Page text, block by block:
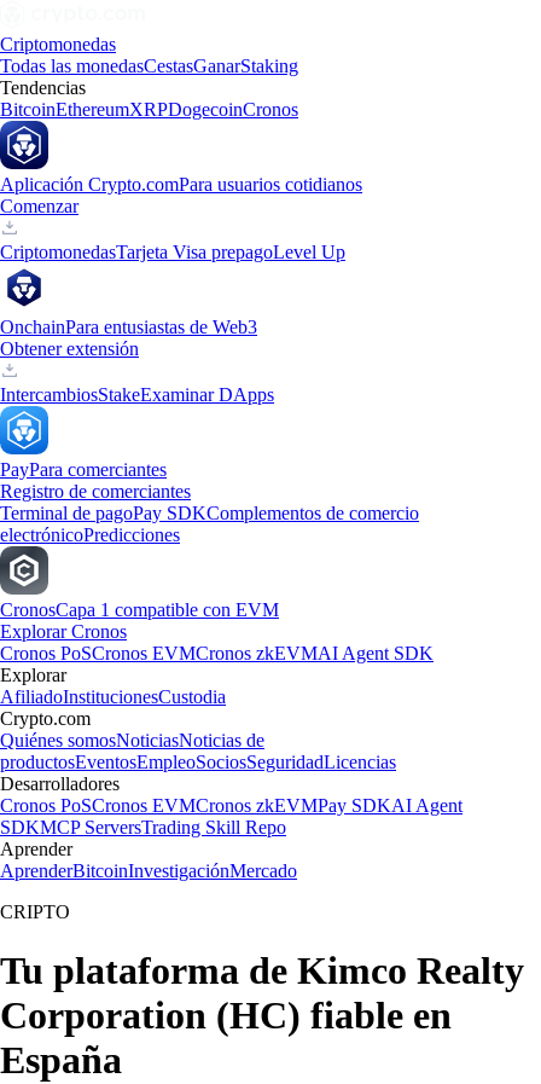
Criptomonedas
Todas las monedasCestasGanarStaking
Tendencias
BitcoinEthereumXRPDogecoinCronos
Aplicación Crypto.comPara usuarios cotidianos
Comenzar
CriptomonedasTarjeta Visa prepagoLevel Up
OnchainPara entusiastas de Web3
Obtener extensión
IntercambiosStakeExaminar DApps
PayPara comerciantes
Registro de comerciantes
Terminal de pagoPay SDKComplementos de comercio
electrónicoPredicciones
CronosCapa 1 compatible con EVM
Explorar Cronos
Cronos PoSCronos EVMCronos zkEVMAI Agent SDK
Explorar
AfiliadoInstitucionesCustodia
Crypto.com
Quiénes somosNoticiasNoticias de
productosEventosEmpleoSociosSeguridadLicencias
Desarrolladores
Cronos PoSCronos EVMCronos zkEVMPay SDKAI Agent
SDKMCP ServersTrading Skill Repo
Aprender
AprenderBitcoinInvestigaciónMercado
CRIPTO
Tu plataforma de Kimco Realty
Corporation (HC) fiable en
España